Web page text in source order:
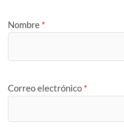
Nombre *
Correo electrónico *